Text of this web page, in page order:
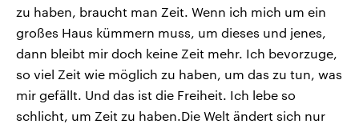
zu haben, braucht man Zeit. Wenn ich mich um ein
großes Haus kümmern muss, um dieses und jenes,
dann bleibt mir doch keine Zeit mehr. Ich bevorzuge,
so viel Zeit wie möglich zu haben, um das zu tun, was
mir gefällt. Und das ist die Freiheit. Ich lebe so
schlicht, um Zeit zu haben.Die Welt ändert sich nur